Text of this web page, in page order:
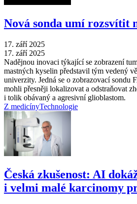
Nová sonda umí rozsvítit
17. září 2025
17. září 2025
Nadějnou inovaci týkající se zobrazení
mastných kyselin představil tým vedený
univerzity. Jedná se o zobrazovací
mohli přesněji lokalizovat a odstraňovat
i tolik obávaný a agresivní glioblastom.
Z medicínyTechnologie
Česká zkušenost: AI
i velmi malé karcinomy